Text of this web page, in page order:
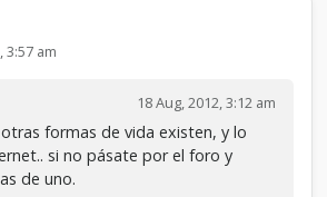
3:57 am
18 Aug, 2012, 3:12 am
formas de vida existen, y lo
si no pásate por el foro y
de uno.